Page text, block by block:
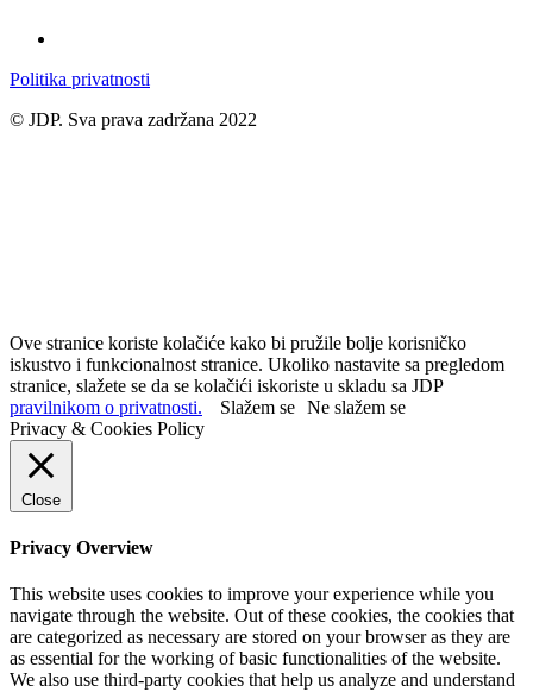
Politika privatnosti
© JDP. Sva prava zadržana 2022
Ove stranice koriste kolačiće kako bi pružile bolje korisničko
iskustvo i funkcionalnost stranice. Ukoliko nastavite sa pregledom
stranice, slažete se da se kolačići iskoriste u skladu sa JDP
pravilnikom o privatnosti.
Slažem se Ne slažem se
Privacy & Cookies Policy
Close
Privacy Overview
This website uses cookies to improve your experience while you
navigate through the website. Out of these cookies, the cookies that
are categorized as necessary are stored on your browser as they are
as essential for the working of basic functionalities of the website.
We also use third-party cookies that help us analyze and understand